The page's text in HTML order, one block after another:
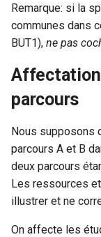
Remarque: si la
communes dans
BUT1), ne pas
parcours
Nous supposons
parcours A et B
deux parcours
Les ressources
illustrer et ne
On affecte les